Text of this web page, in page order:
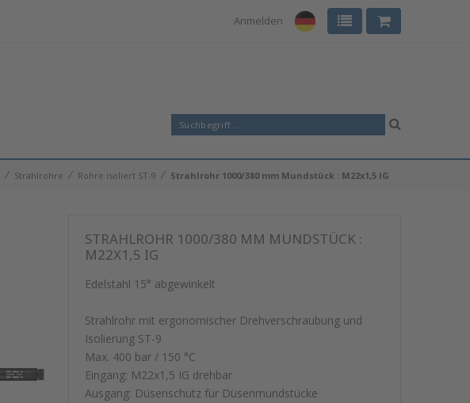
Anmelden
⁄ Strahlrohre ⁄ Rohre isoliert ST-9 ⁄ Strahlrohr 1000/380 mm Mundstück : M22x1,5 IG
STRAHLROHR 1000/380 MM MUNDSTÜCK :
M22X1,5 IG
Edelstahl 15° abgewinkelt
Strahlrohr mit ergonomischer Drehverschraubung und
Isolierung ST-9
Max. 400 bar / 150 °C
Eingang: M22x1,5 IG drehbar
Ausgang: Düsenschutz für Düsenmundstücke